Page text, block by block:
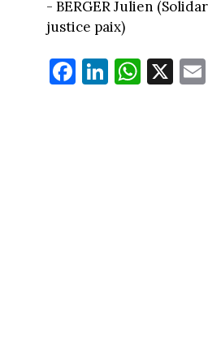
- BERGER Julien
justice paix)
Fa
ce
Li
nk
W
ha
X